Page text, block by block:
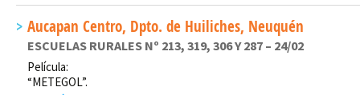
Aucapan Centro, Dpto. de Huiliches, Neuquén
ESCUELAS RURALES Nº 213, 319, 306 Y 287 – 24/02
Película:
“METEGOL”.